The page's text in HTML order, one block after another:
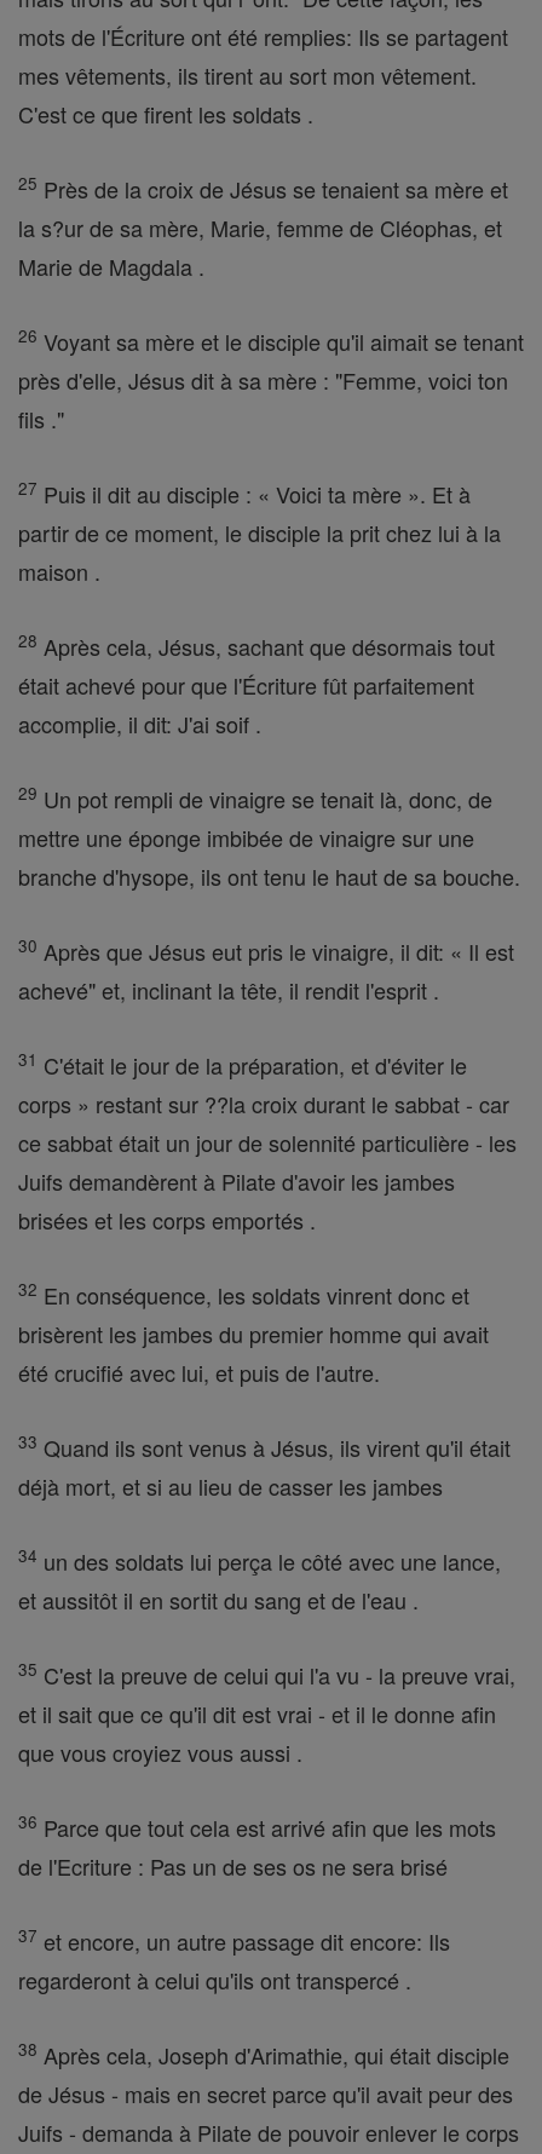
mots de l'Écriture ont été remplies: Ils se partagent
mes vêtements, ils tirent au sort mon vêtement.
C'est ce que firent les soldats .
25 Près de la croix de Jésus se tenaient sa mère et
la s?ur de sa mère, Marie, femme de Cléophas, et
Marie de Magdala .
26 Voyant sa mère et le disciple qu'il aimait se tenant
près d'elle, Jésus dit à sa mère : "Femme, voici ton
fils ."
27 Puis il dit au disciple : « Voici ta mère ». Et à
partir de ce moment, le disciple la prit chez lui à la
maison .
28 Après cela, Jésus, sachant que désormais tout
était achevé pour que l'Écriture fût parfaitement
accomplie, il dit: J'ai soif .
29 Un pot rempli de vinaigre se tenait là, donc, de
mettre une éponge imbibée de vinaigre sur une
branche d'hysope, ils ont tenu le haut de sa bouche.
30 Après que Jésus eut pris le vinaigre, il dit: « Il est
achevé" et, inclinant la tête, il rendit l'esprit .
31 C'était le jour de la préparation, et d'éviter le
corps » restant sur ??la croix durant le sabbat - car
ce sabbat était un jour de solennité particulière - les
Juifs demandèrent à Pilate d'avoir les jambes
brisées et les corps emportés .
32 En conséquence, les soldats vinrent donc et
brisèrent les jambes du premier homme qui avait
été crucifié avec lui, et puis de l'autre.
33 Quand ils sont venus à Jésus, ils virent qu'il était
déjà mort, et si au lieu de casser les jambes
34 un des soldats lui perça le côté avec une lance,
et aussitôt il en sortit du sang et de l'eau .
35 C'est la preuve de celui qui l'a vu - la preuve vrai,
et il sait que ce qu'il dit est vrai - et il le donne afin
que vous croyiez vous aussi .
36 Parce que tout cela est arrivé afin que les mots
de l'Ecriture : Pas un de ses os ne sera brisé
37 et encore, un autre passage dit encore: Ils
regarderont à celui qu'ils ont transpercé .
38 Après cela, Joseph d'Arimathie, qui était disciple
de Jésus - mais en secret parce qu'il avait peur des
Juifs - demanda à Pilate de pouvoir enlever le corps